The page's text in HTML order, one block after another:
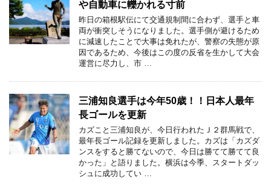
や自動車に轢かれる寸前
昨日の箱根駅伝にて交通規制間に合わず、選手と車
両が衝突しそうになりました。選手側が避けるため
に減速したことで大事は免れたが、警察の失態が原
因であるため、今後はこの度の反省を生かして大会
運営に尽力し、市 …
三浦知良選手は今年50歳！！日本人最年
長ゴールを更新
カズこと三浦知良が、今日行われたＪ２群馬戦で、
最年長ゴール記録を更新しました。カズは「カズダ
ンスをすると勝てないので、今日は勝てて勝てて良
かった」と語りました。横浜は今季、スタートダッ
シュに成功してい …